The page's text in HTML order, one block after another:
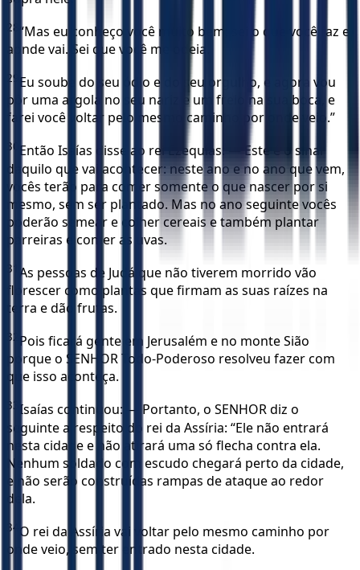
28 “Mas eu conheço você muito bem; sei o que você faz e
aonde vai. Sei que você me odeia.
29 Eu soube do seu ódio e do seu orgulho, e agora vou
pôr uma argola no seu nariz e um freio na sua boca, e
farei você voltar pelo mesmo caminho por onde veio.”
30 Então Isaías disse ao rei Ezequias: — Este é o sinal
daquilo que vai acontecer: neste ano e no ano que vem,
vocês terão para comer somente o que nascer por si
mesmo, sem ser plantado. Mas no ano seguinte vocês
poderão semear e colher cereais e também plantar
parreiras e comer as uvas.
31
As pessoas de Judá que não tiverem morrido vão
florescer como plantas que firmam as suas raízes na
terra e dão frutas.
32 Pois ficará gente em Jerusalém e no monte Sião
porque o SENHOR Todo-Poderoso resolveu fazer com
que isso aconteça.
33 Isaías continuou: — Portanto, o SENHOR diz o
seguinte a respeito do rei da Assíria: “Ele não entrará
nesta cidade e não atirará uma só flecha contra ela.
Nenhum soldado com escudo chegará perto da cidade,
e não serão construídas rampas de ataque ao redor
dela.
34 O rei da Assíria vai voltar pelo mesmo caminho por
onde veio, sem ter entrado nesta cidade.